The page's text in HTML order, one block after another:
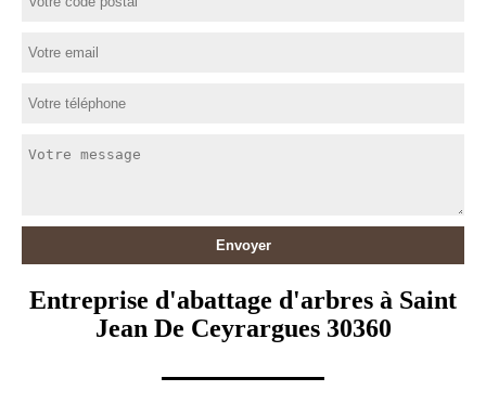
Entreprise d'abattage d'arbres à Saint
Jean De Ceyrargues 30360